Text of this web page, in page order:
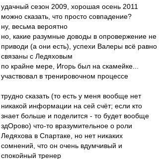
удачный сезон 2009, хорошая осень 2011
можно сказать, что просто совпадение?
ну, весьма вероятно
но, какие разумные доводы в опровержение не
приводи (а они есть), успехи Валеры всё равно
связаны с Ледяховым
по крайне мере, Игорь был на скамейке...
участвовал в тренировочном процессе
трудно сказать (то есть у меня вообще нет
никакой информации на сей счёт; если кто
знает больше и поделится - то будет вообще
здОрово) что-то вразумительное о роли
Ледяхова в Спартаке, но нет никаких
сомнений, что он очень вдумчивый и
спокойный тренер